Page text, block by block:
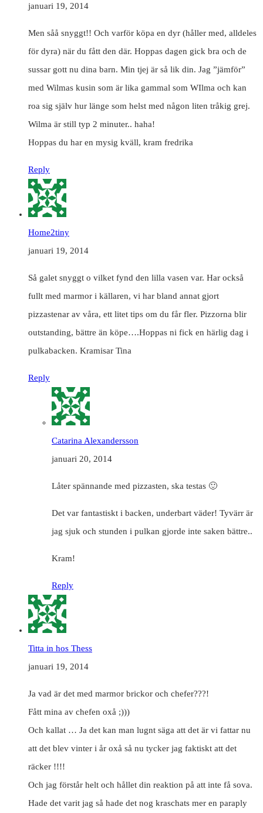
januari 19, 2014
Men såå snyggt!! Och varför köpa en dyr (håller med, alldeles
för dyra) när du fått den där. Hoppas dagen gick bra och de
sussar gott nu dina barn. Min tjej är så lik din. Jag ”jämför”
med Wilmas kusin som är lika gammal som WIlma och kan
roa sig själv hur länge som helst med någon liten tråkig grej.
Wilma är still typ 2 minuter.. haha!
Hoppas du har en mysig kväll, kram fredrika
Reply
Home2tiny
januari 19, 2014
Så galet snyggt o vilket fynd den lilla vasen var. Har också
fullt med marmor i källaren, vi har bland annat gjort
pizzastenar av våra, ett litet tips om du får fler. Pizzorna blir
outstanding, bättre än köpe….Hoppas ni fick en härlig dag i
pulkabacken. Kramisar Tina
Reply
Catarina Alexandersson
januari 20, 2014
Låter spännande med pizzasten, ska testas 🙂
Det var fantastiskt i backen, underbart väder! Tyvärr är
jag sjuk och stunden i pulkan gjorde inte saken bättre..
Kram!
Reply
Titta in hos Thess
januari 19, 2014
Ja vad är det med marmor brickor och chefer???!
Fått mina av chefen oxå ;)))
Och kallat … Ja det kan man lugnt säga att det är vi fattar nu
att det blev vinter i år oxå så nu tycker jag faktiskt att det
räcker !!!!
Och jag förstår helt och hållet din reaktion på att inte få sova.
Hade det varit jag så hade det nog kraschats mer en paraply